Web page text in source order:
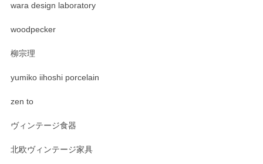
wara design laboratory
woodpecker
柳宗理
yumiko iihoshi porcelain
zen to
ヴィンテージ食器
北欧ヴィンテージ家具